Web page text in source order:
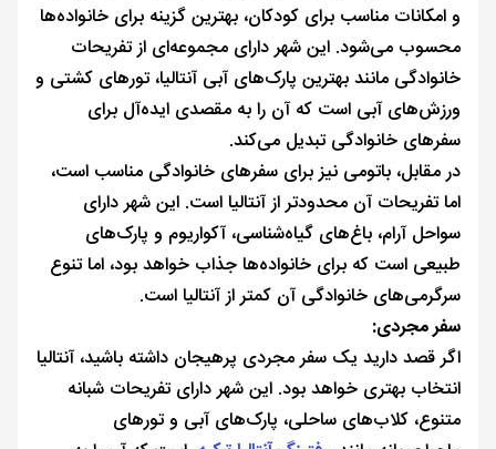
و امکانات مناسب برای کودکان، بهترین گزینه برای خانواده‌ها
محسوب می‌شود. این شهر دارای مجموعه‌ای از تفریحات
خانوادگی مانند بهترین پارک‌های آبی آنتالیا، تورهای کشتی و
ورزش‌های آبی است که آن را به مقصدی ایده‌آل برای
سفرهای خانوادگی تبدیل می‌کند.
در مقابل، باتومی نیز برای سفرهای خانوادگی مناسب است،
اما تفریحات آن محدودتر از آنتالیا است. این شهر دارای
سواحل آرام، باغ‌های گیاه‌شناسی، آکواریوم و پارک‌های
طبیعی است که برای خانواده‌ها جذاب خواهد بود، اما تنوع
سرگرمی‌های خانوادگی آن کمتر از آنتالیا است.
سفر مجردی:
اگر قصد دارید یک سفر مجردی پرهیجان داشته باشید، آنتالیا
انتخاب بهتری خواهد بود. این شهر دارای تفریحات شبانه
متنوع، کلاب‌های ساحلی، پارک‌های آبی و تورهای